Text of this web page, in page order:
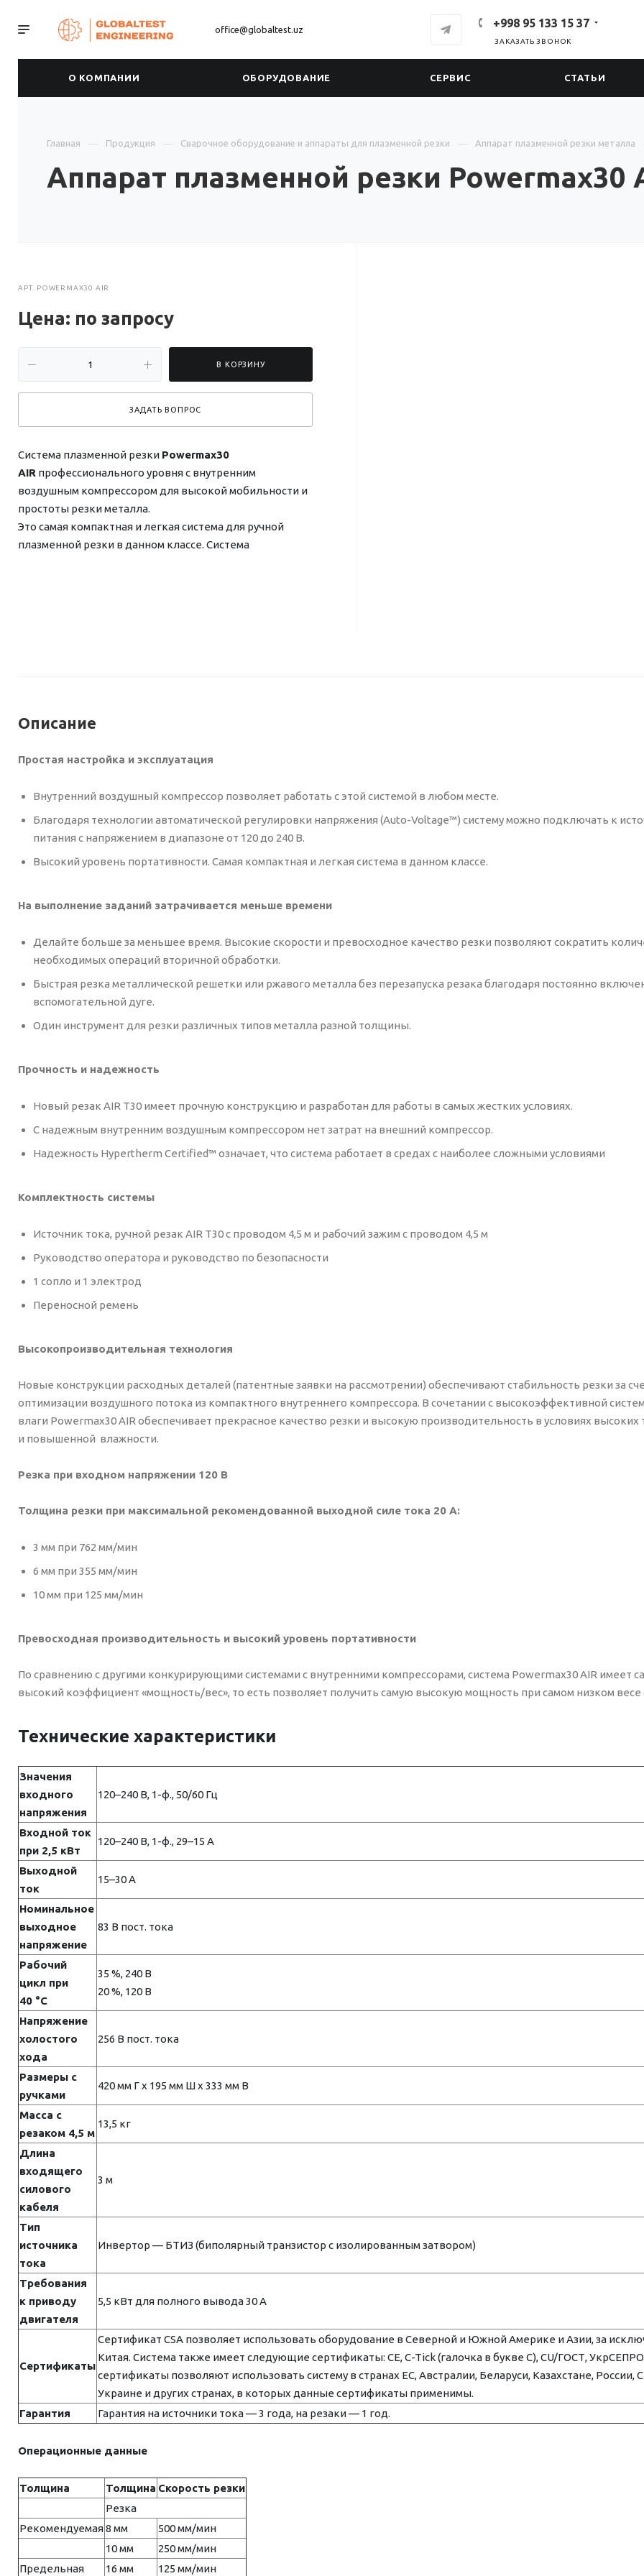
office@globaltest.uz +998 95 133 15 37
ЗАКАЗАТЬ ЗВОНОК
О КОМПАНИИ ОБОРУДОВАНИЕ СЕРВИС СТАТЬИ
Главная Продукция Сварочное оборудование и аппараты для плазменной резки Аппарат плазменной резки металла
Аппарат плазменной резки Powermax30
АРТ. POWERMAX30 AIR
Цена: по запросу
В КОРЗИНУ
ЗАДАТЬ ВОПРОС
Система плазменной резки Powermax30
AIR профессионального уровня с внутренним
воздушным компрессором для высокой мобильности и
простоты резки металла.
Это самая компактная и легкая система для ручной
плазменной резки в данном классе. Система
Описание
Простая настройка и эксплуатация
Внутренний воздушный компрессор позволяет работать с этой системой в любом месте.
Благодаря технологии автоматической регулировки напряжения (Auto-Voltage™) систему можно подключать к
питания с напряжением в диапазоне от 120 до 240 В.
Высокий уровень портативности. Самая компактная и легкая система в данном классе.
На выполнение заданий затрачивается меньше времени
Делайте больше за меньшее время. Высокие скорости и превосходное качество резки позволяют сократить
необходимых операций вторичной обработки.
Быстрая резка металлической решетки или ржавого металла без перезапуска резака благодаря постоянно
вспомогательной дуге.
Один инструмент для резки различных типов металла разной толщины.
Прочность и надежность
Новый резак AIR T30 имеет прочную конструкцию и разработан для работы в самых жестких условиях.
С надежным внутренним воздушным компрессором нет затрат на внешний компрессор.
Надежность Hypertherm Certified™ означает, что система работает в средах с наиболее сложными условиями
Комплектность системы
Источник тока, ручной резак AIR T30 с проводом 4,5 м и рабочий зажим с проводом 4,5 м
Руководство оператора и руководство по безопасности
1 сопло и 1 электрод
Переносной ремень
Высокопроизводительная технология
Новые конструкции расходных деталей (патентные заявки на рассмотрении) обеспечивают стабильность резки за
оптимизации воздушного потока из компактного внутреннего компрессора. В сочетании с высокоэффективной
влаги Powermax30 AIR обеспечивает прекрасное качество резки и высокую производительность в условиях высоких
и повышенной влажности.
Резка при входном напряжении 120 В
Толщина резки при максимальной рекомендованной выходной силе тока 20 A:
3 мм при 762 мм/мин
6 мм при 355 мм/мин
10 мм при 125 мм/мин
Превосходная производительность и высокий уровень портативности
По сравнению с другими конкурирующими системами с внутренними компрессорами, система Powermax30 AIR имеет
высокий коэффициент «мощность/вес», то есть позволяет получить самую высокую мощность при самом низком весе
Технические характеристики
Значения
входного
напряжения
120–240 В, 1-ф., 50/60 Гц
Входной ток
при 2,5 кВт
120–240 В, 1-ф., 29–15 А
Выходной
ток
15–30 А
Номинальное
выходное
напряжение
83 В пост. тока
Рабочий
цикл при
40 °C
35 %, 240 В
20 %, 120 В
Напряжение
холостого
хода
256 В пост. тока
Размеры с
ручками
420 мм Г x 195 мм Ш x 333 мм В
Масса с
резаком 4,5 м
13,5 кг
Длина
входящего
силового
кабеля
3 м
Тип
источника
тока
Инвертор — БТИЗ (биполярный транзистор с изолированным затвором)
Требования
к приводу
двигателя
5,5 кВт для полного вывода 30 А
Сертификаты
Сертификат CSA позволяет использовать оборудование в Северной и Южной Америке и Азии, за
Китая. Система также имеет следующие сертификаты: CE, C-Tick (галочка в букве C), CU/ГОСТ,
сертификаты позволяют использовать систему в странах ЕС, Австралии, Беларуси, Казахстане, России,
Украине и других странах, в которых данные сертификаты применимы.
Гарантия
Гарантия на источники тока — 3 года, на резаки — 1 год.
Операционные данные
Толщина Толщина Скорость резки
Резка
Рекомендуемая8 мм
500 мм/мин
10 мм
250 мм/мин
Предельная
16 мм 125 мм/мин